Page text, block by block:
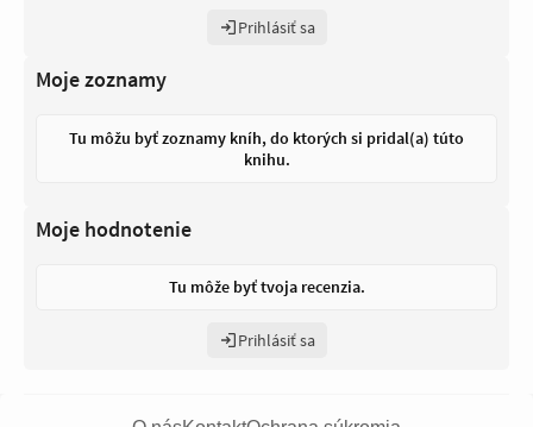
Prihlásiť sa
Moje zoznamy
Tu môžu byť zoznamy kníh, do ktorých si pridal(a) túto
knihu.
Moje hodnotenie
Tu môže byť tvoja recenzia.
Prihlásiť sa